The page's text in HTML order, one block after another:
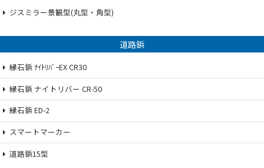
ジスミラー景観型(丸型・角型)
道路鋲
縁石鋲 ﾅｲﾄﾘﾊﾞｰEX CR30
縁石鋲 ナイトリバー CR-50
縁石鋲 ED-2
スマートマーカー
道路鋲15型